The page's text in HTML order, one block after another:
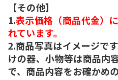
【その他】
1.表示価格（商品代金）
れています。
2.商品写真はイメージで
けの器、小物等は商品内
で、商品内容をお確かめ